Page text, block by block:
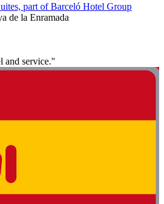
part of Barceló Hotel Group
de la Enramada
and service."